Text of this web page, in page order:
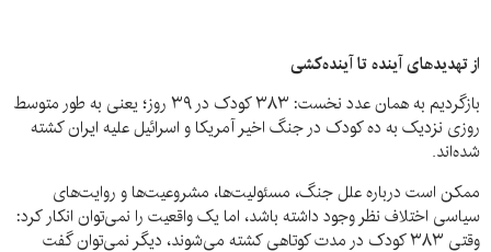
از تهدیدهای آینده تا آینده‌کشی
بازگردیم به همان عدد نخست: ۳۸۳ کودک در ۳۹ روز؛ یعنی به طور متوسط
روزی نزدیک به ده کودک در جنگ اخیر آمریکا و اسرائیل علیه ایران کشته
شده‌اند.
ممکن است درباره علل جنگ، مسئولیت‌ها، مشروعیت‌ها و روایت‌های
سیاسی اختلاف نظر وجود داشته باشد، اما یک واقعیت را نمی‌توان انکار کرد:
وقتی ۳۸۳ کودک در مدت کوتاهی کشته می‌شوند، دیگر نمی‌توان گفت